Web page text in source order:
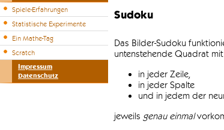
Spiele-Erfahrungen
Statistische Experimente
Ein Mathe-Tag
Scratch
Impressum
Datenschutz
Sudoku
Das Bilder-Sudoku
untenstehende Quadrat
in jeder Zeile,
in jeder Spalte
und in jedem der
jeweils genau einmal